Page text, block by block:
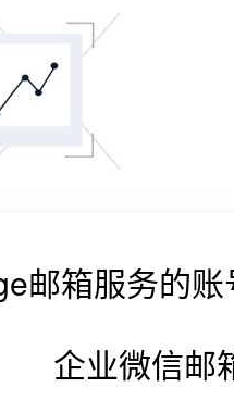
邮箱服务的
企业微信邮